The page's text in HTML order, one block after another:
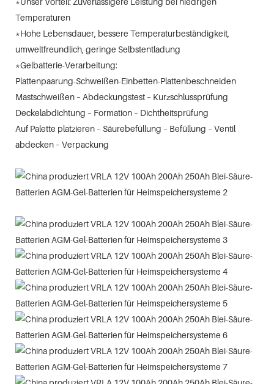
Temperaturen
*Hohe Lebensdauer, bessere Temperaturbeständigkeit,
umweltfreundlich, geringe Selbstentladung
*Gelbatterie-Verarbeitung:
Plattenpaarung-Schweißen-Einbetten-Plattenbeschneiden
Mastschweißen – Abdeckungstest – Kurzschlussprüfung
Deckelabdichtung – Formation – Dichtheitsprüfung
Auf Palette platzieren – Säurebefüllung – Befüllung – Ventil
abdecken – Verpackung